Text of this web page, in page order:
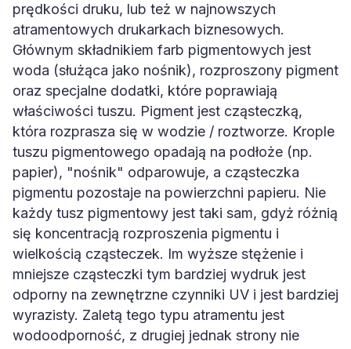
prędkości druku, lub też w najnowszych
atramentowych drukarkach biznesowych.
Głównym składnikiem farb pigmentowych jest
woda (służąca jako nośnik), rozproszony pigment
oraz specjalne dodatki, które poprawiają
właściwości tuszu. Pigment jest cząsteczką,
która rozprasza się w wodzie / roztworze. Krople
tuszu pigmentowego opadają na podłoże (np.
papier), "nośnik" odparowuje, a cząsteczka
pigmentu pozostaje na powierzchni papieru. Nie
każdy tusz pigmentowy jest taki sam, gdyż różnią
się koncentracją rozproszenia pigmentu i
wielkością cząsteczek. Im wyższe stężenie i
mniejsze cząsteczki tym bardziej wydruk jest
odporny na zewnętrzne czynniki UV i jest bardziej
wyrazisty. Zaletą tego typu atramentu jest
wodoodporność, z drugiej jednak strony nie